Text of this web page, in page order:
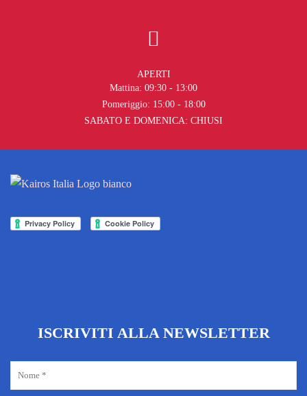
APERTI
Mattina: 09:30 - 13:00
Pomeriggio: 15:00 - 18:00
SABATO E DOMENICA: CHIUSI
ISCRIVITI ALLA NEWSLETTER